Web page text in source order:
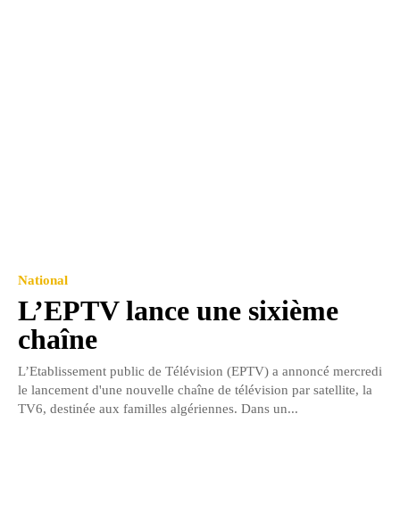
National
L’EPTV lance une sixième
chaîne
L’Etablissement public de Télévision (EPTV) a annoncé mercredi
le lancement d'une nouvelle chaîne de télévision par satellite, la
TV6, destinée aux familles algériennes. Dans un...